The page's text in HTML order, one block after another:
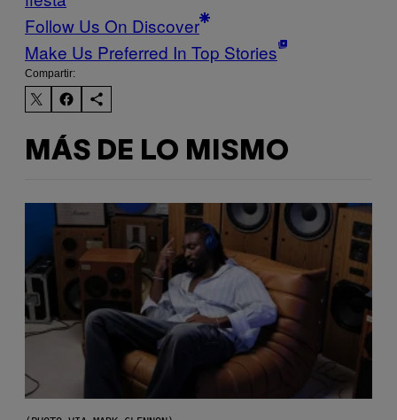
Follow Us On Discover
Make Us Preferred In Top Stories
Compartir:
MÁS DE LO MISMO